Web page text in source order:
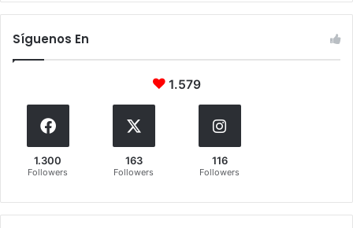
Síguenos En
1.579
1.300
Followers
163
Followers
116
Followers